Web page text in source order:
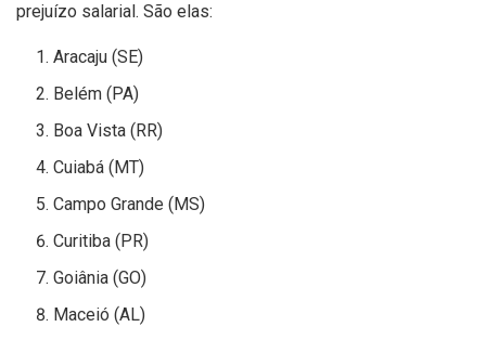
prejuízo salarial. São elas:
Aracaju (SE)
Belém (PA)
Boa Vista (RR)
Cuiabá (MT)
Campo Grande (MS)
Curitiba (PR)
Goiânia (GO)
Maceió (AL)